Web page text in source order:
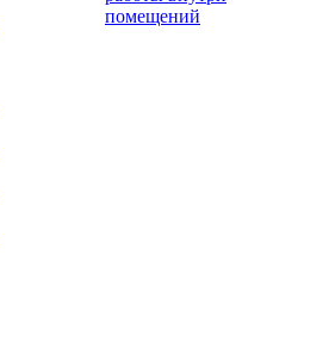
помещений